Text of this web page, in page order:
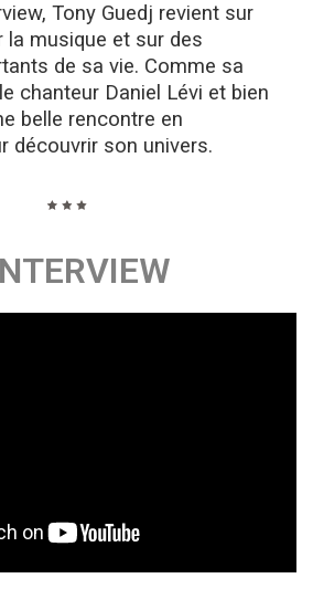
Tony Guedj revient sur
la musique et sur des
de sa vie. Comme sa
chanteur Daniel Lévi et bien
belle rencontre en
découvrir son univers.